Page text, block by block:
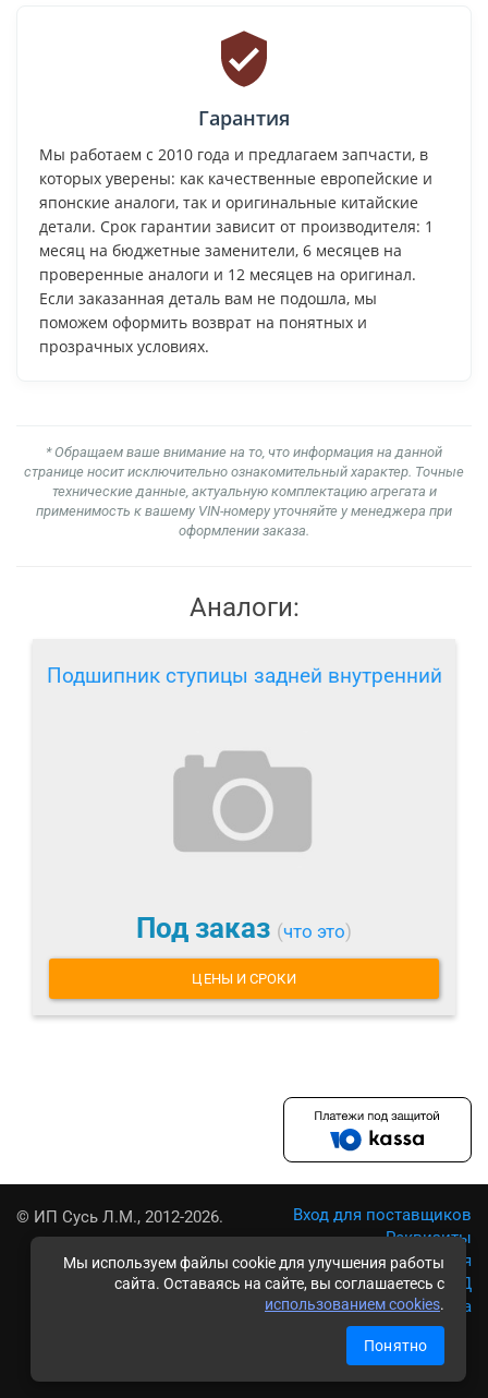
Мы используем файлы cookie для улучшения работы
сайта. Оставаясь на сайте, вы соглашаетесь с
использованием cookies.
Понятно
Гарантия
Мы работаем с 2010 года и предлагаем запчасти, в
которых уверены: как качественные европейские и
японские аналоги, так и оригинальные китайские
детали. Срок гарантии зависит от производителя: 1
месяц на бюджетные заменители, 6 месяцев на
проверенные аналоги и 12 месяцев на оригинал.
Если заказанная деталь вам не подошла, мы
поможем оформить возврат на понятных и
прозрачных условиях.
* Обращаем ваше внимание на то, что информация на данной
странице носит исключительно ознакомительный характер. Точные
технические данные, актуальную комплектацию агрегата и
применимость к вашему VIN-номеру уточняйте у менеджера при
оформлении заказа.
Аналоги:
Подшипник ступицы задней внутренний
Под заказ (что это)
ЦЕНЫ И СРОКИ
© ИП Сусь Л.М., 2012-2026.
Вход для поставщиков
Реквизиты
Условия использования
Политика обработки ПД
Карта сайта